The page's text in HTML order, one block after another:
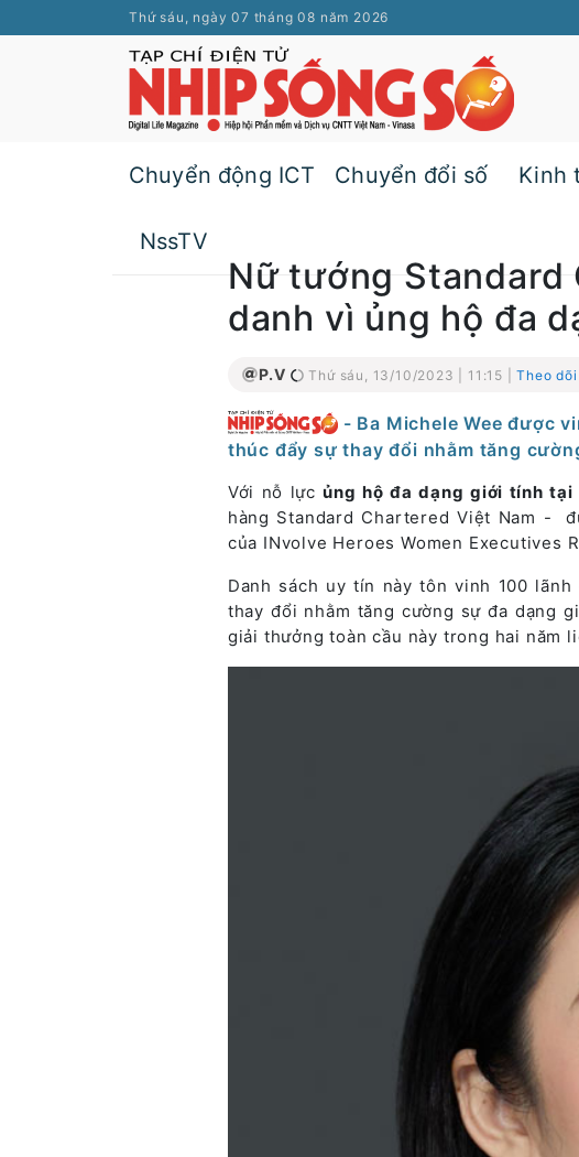
Thứ sáu, ngày 07 tháng 08 năm 2026
Chuyển động ICT Chuyển đổi số Kinh
NssTV
Nữ tướng Standard
danh vì ủng hộ đa
P.V Thứ sáu, 13/10/2023 | 11:15 |Theo
- Ba Michele Wee được
thúc đẩy sự thay đổi nhằm tăng
Với nỗ lựcủng hộ đa dạng giới tính tại
hàng Standard Chartered Việt Nam -
của INvolve Heroes Women
Danh sách uy tín này tôn vinh 100
thay đổi nhằm tăng cường sự đa dạng
giải thưởng toàn cầu này trong hai năm